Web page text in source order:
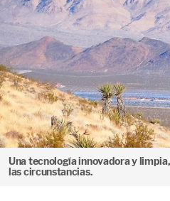
Una tecnología innovadora y
las circunstancias.